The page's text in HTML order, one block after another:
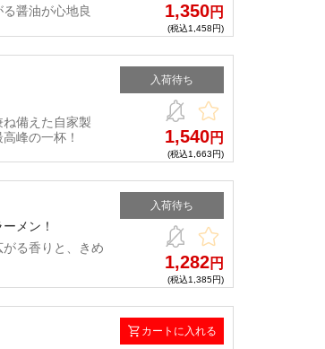
醤油が心地良
1,350円
(税込1,458円)
入荷待ち
備えた自家製
峰の一杯！
1,540円
(税込1,663円)
入荷待ち
メン！
る香りと、きめ
1,282円
(税込1,385円)
カートに入れる